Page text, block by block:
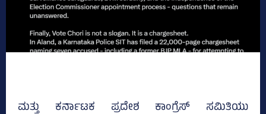
ಮತ್ತು ಕರ್ನಾಟಕ ಪ್ರದೇಶ ಕಾಂಗ್ರೆಸ್‌ ಸಮಿತಿಯು